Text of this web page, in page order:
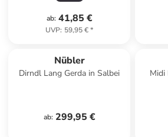
ab: 41,85 €
UVP: 59,95 €*
Nübler
Dirndl Lang Gerda in Salbei
ab: 299,95 €
Midi